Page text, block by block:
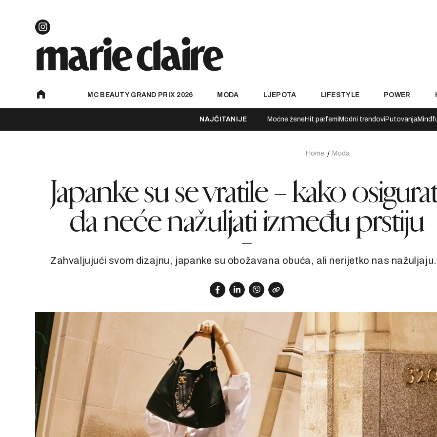
MC BEAUTY GRAND PRIX 2026 MODA LJEPOTA LIFESTYLE POWER
NAJČITANIJE Moćne žene Hit parfemi Modni trendovi Putovanja
Home Moda
Japanke su se vratile – kako
da neće nažuljati između prstiju
Zahvaljujući svom dizajnu, japanke su obožavana obuća, ali nerijetko nas